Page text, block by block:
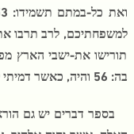
תורישו את-ישבי הארץ
בה: 56 והיה, כאשר דמיתי לעשות להם אעשה לכם:" ( במדבר 33 : 50 – 56 ) .